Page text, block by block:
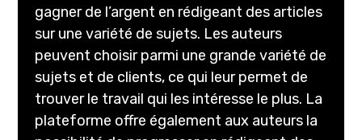
gagner de l’argent en rédigeant des articles
sur une variété de sujets. Les auteurs
peuvent choisir parmi une grande variété de
sujets et de clients, ce qui leur permet de
trouver le travail qui les intéresse le plus. La
plateforme offre également aux auteurs la